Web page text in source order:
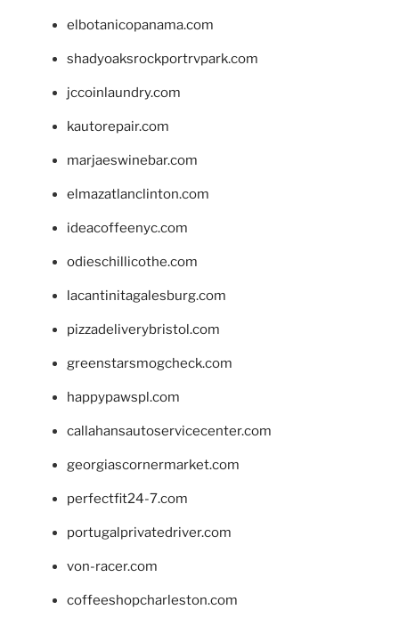
elbotanicopanama.com
shadyoaksrockportrvpark.com
jccoinlaundry.com
kautorepair.com
marjaeswinebar.com
elmazatlanclinton.com
ideacoffeenyc.com
odieschillicothe.com
lacantinitagalesburg.com
pizzadeliverybristol.com
greenstarsmogcheck.com
happypawspl.com
callahansautoservicecenter.com
georgiascornermarket.com
perfectfit24-7.com
portugalprivatedriver.com
von-racer.com
coffeeshopcharleston.com